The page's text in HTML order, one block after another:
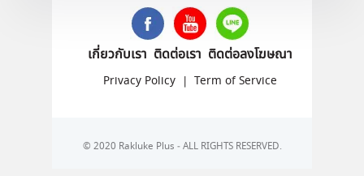
เกี่ยวกับเรา ติดต่อเรา ติดต่อลงโฆษณา
Privacy Policy | Term of Service
© 2020 Rakluke Plus - ALL RIGHTS RESERVED.